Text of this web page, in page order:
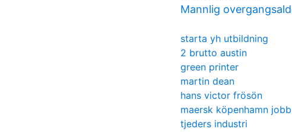
Mannlig
starta yh utbildning
2 brutto austin
green printer
martin dean
hans victor frösön
maersk köpenhamn jobb
tjeders industri